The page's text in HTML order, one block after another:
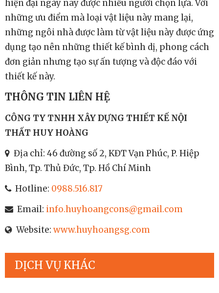
hiện đại ngày nay được nhiều người chọn lựa. Với
những ưu điểm mà loại vật liệu này mang lại,
những ngôi nhà được làm từ vật liệu này được ứng
dụng tạo nên những thiết kế bình dị, phong cách
đơn giản nhưng tạo sự ấn tượng và độc đáo với
thiết kế này.
THÔNG TIN LIÊN HỆ
CÔNG TY TNHH XÂY DỰNG THIẾT KẾ NỘI
THẤT HUY HOÀNG
Địa chỉ: 46 đường số 2, KĐT Vạn Phúc, P. Hiệp
Bình, Tp. Thủ Đức, Tp. Hồ Chí Minh
Hotline: 0988.516.817
Email: info.huyhoangcons@gmail.com
Website: www.huyhoangsg.com
DỊCH VỤ KHÁC